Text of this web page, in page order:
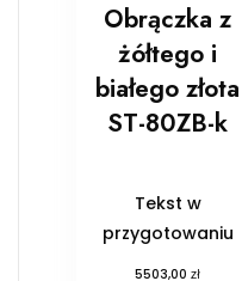
Obrączka z
żółtego i
białego złota
ST-80ZB-k
Tekst w
przygotowaniu
5503,00zł